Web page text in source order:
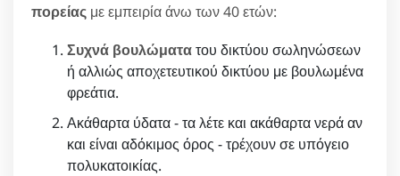
πορείας με εμπειρία άνω των 40 ετών:
Συχνά βουλώματατου δικτύου σωληνώσεων
ή αλλιώς αποχετευτικού δικτύου με βουλωμένα
φρεάτια.
Ακάθαρτα ύδατα - τα λέτε και ακάθαρτα νερά αν
και είναι αδόκιμος όρος - τρέχουν σε υπόγειο
πολυκατοικίας.